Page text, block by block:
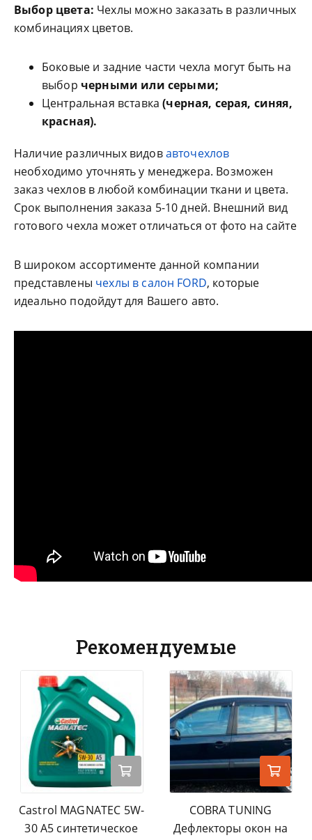
Выбор цвета: Чехлы можно заказать в различных
комбинациях цветов.
Боковые и задние части чехла могут быть на
выбор черными или серыми;
Центральная вставка(черная, серая, синяя,
красная).
Наличие различных видовавточехлов
необходимо уточнять у менеджера. Возможен
заказ чехлов в любой комбинации ткани и цвета.
Срок выполнения заказа 5-10 дней. Внешний вид
готового чехла может отличаться от фото на сайте
В широком ассортименте данной компании
представлены чехлы в салон FORD, которые
идеально подойдут для Вашего авто.
Рекомендуемые
Castrol MAGNATEC 5W-
30 A5 синтетическое
COBRA TUNING
Дефлекторы окон на